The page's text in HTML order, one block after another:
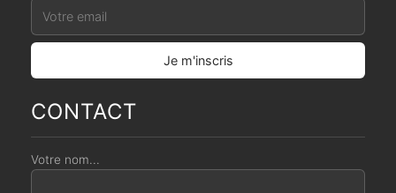
CONTACT
Votre nom...